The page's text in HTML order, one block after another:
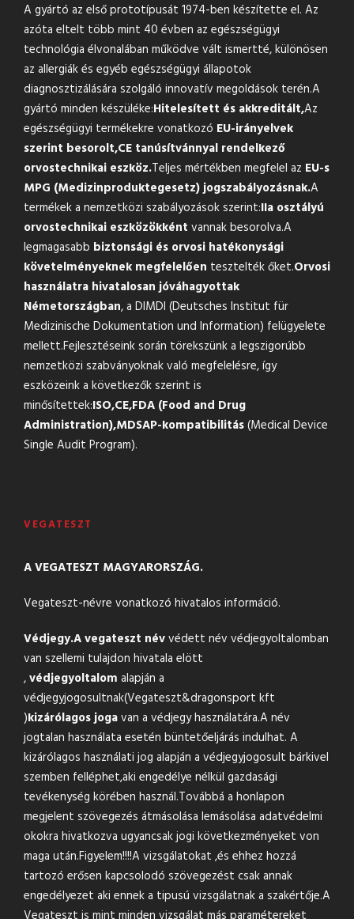
A gyártó az első prototípusát 1974-ben készítette el. Az
azóta eltelt több mint 40 évben az egészségügyi
technológia élvonalában működve vált ismertté, különösen
az allergiák és egyéb egészségügyi állapotok
diagnosztizálására szolgáló innovatív megoldások terén.A
gyártó minden készüléke:Hitelesített és akkreditált,Az
egészségügyi termékekre vonatkozó EU-irányelvek
szerint besorolt,CE tanúsítvánnyal rendelkező
orvostechnikai eszköz.Teljes mértékben megfelel az EU-s
MPG (Medizinproduktegesetz) jogszabályozásnak.A
termékek a nemzetközi szabályozások szerint:IIa osztályú
orvostechnikai eszközökként vannak besorolva.A
legmagasabb biztonsági és orvosi hatékonysági
követelményeknek megfelelően tesztelték őket.Orvosi
használatra hivatalosan jóváhagyottak
Németországban, a DIMDI (Deutsches Institut für
Medizinische Dokumentation und Information) felügyelete
mellett.Fejlesztéseink során törekszünk a legszigorúbb
nemzetközi szabványoknak való megfelelésre, így
eszközeink a következők szerint is
minősítettek:ISO,CE,FDA (Food and Drug
Administration),MDSAP-kompatibilitás(Medical Device
Single Audit Program).
VEGATESZT
A VEGATESZT MAGYARORSZÁG.
Vegateszt-névre vonatkozó hivatalos információ.
Védjegy.A vegateszt névvédett név védjegyoltalomban
van szellemi tulajdon hivatala elött
,védjegyoltalom alapján a
védjegyjogosultnak(Vegateszt&dragonsport kft
)kizárólagos jogavan a védjegy használatára.A név
jogtalan használata esetén büntetőeljárás indulhat. A
kizárólagos használati jog alapján a védjegyjogosult bárkivel
szemben felléphet,aki engedélye nélkül gazdasági
tevékenység körében használ.Továbbá a honlapon
megjelent szövegezés átmásolása lemásolása adatvédelmi
okokra hivatkozva ugyancsak jogi következményeket von
maga után.Figyelem!!!!A vizsgálatokat ,és ehhez hozzá
tartozó erősen kapcsolodó szövegezést csak annak
engedélyezet aki ennek a tipusú vizsgálatnak a szakértője.A